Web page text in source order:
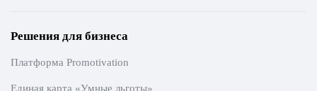
Решения для бизнеса
Платформа Promotivation
Единая карта «Умные льготы»